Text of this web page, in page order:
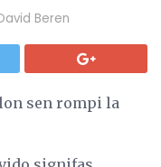
Beren
sen rompi la